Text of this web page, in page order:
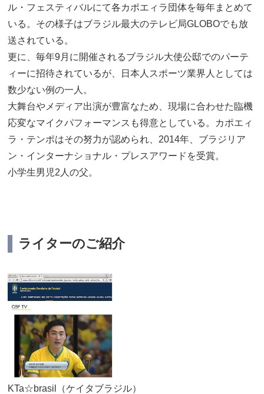
ル・フェスティバルにて各カポエィラ団体を毎年まとめて
いる。その様子はブラジル最大のテレビ局GLOBOでも放
送されている。
更に、毎年9月に開催されるブラジル大使公邸でのパーテ
ィーに招待されているが、日本人スポーツ業界人としては
数少ない例の一人。
大舞台やメディア出演が豊富なため、現場に合わせた臨機
応変なマイクパフォーマンスも得意としている。カポエィ
ラ・テンポはその努力が認められ、2014年、ブラジリア
ン・インターナショナル・プレスアワードを受賞。
小学生男児2人の父。
ライターのご紹介
KTa☆brasil（ケイタブラジル）